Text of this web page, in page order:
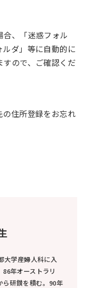
、「迷惑フォル
ダ」等に自動的に
ので、ご確認くだ
の住所登録をお忘れ
大学産婦人科に入
年オーストラリ
ら研鑚を積む。90年